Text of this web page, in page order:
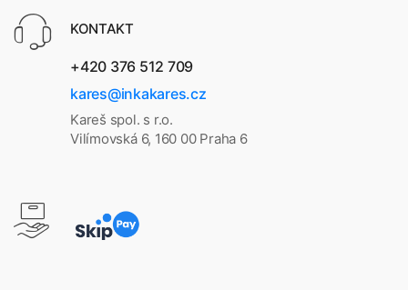
KONTAKT
+420 376 512 709
kares@inkakares.cz
Kareš spol. s r.o.
Vilímovská 6, 160 00 Praha 6